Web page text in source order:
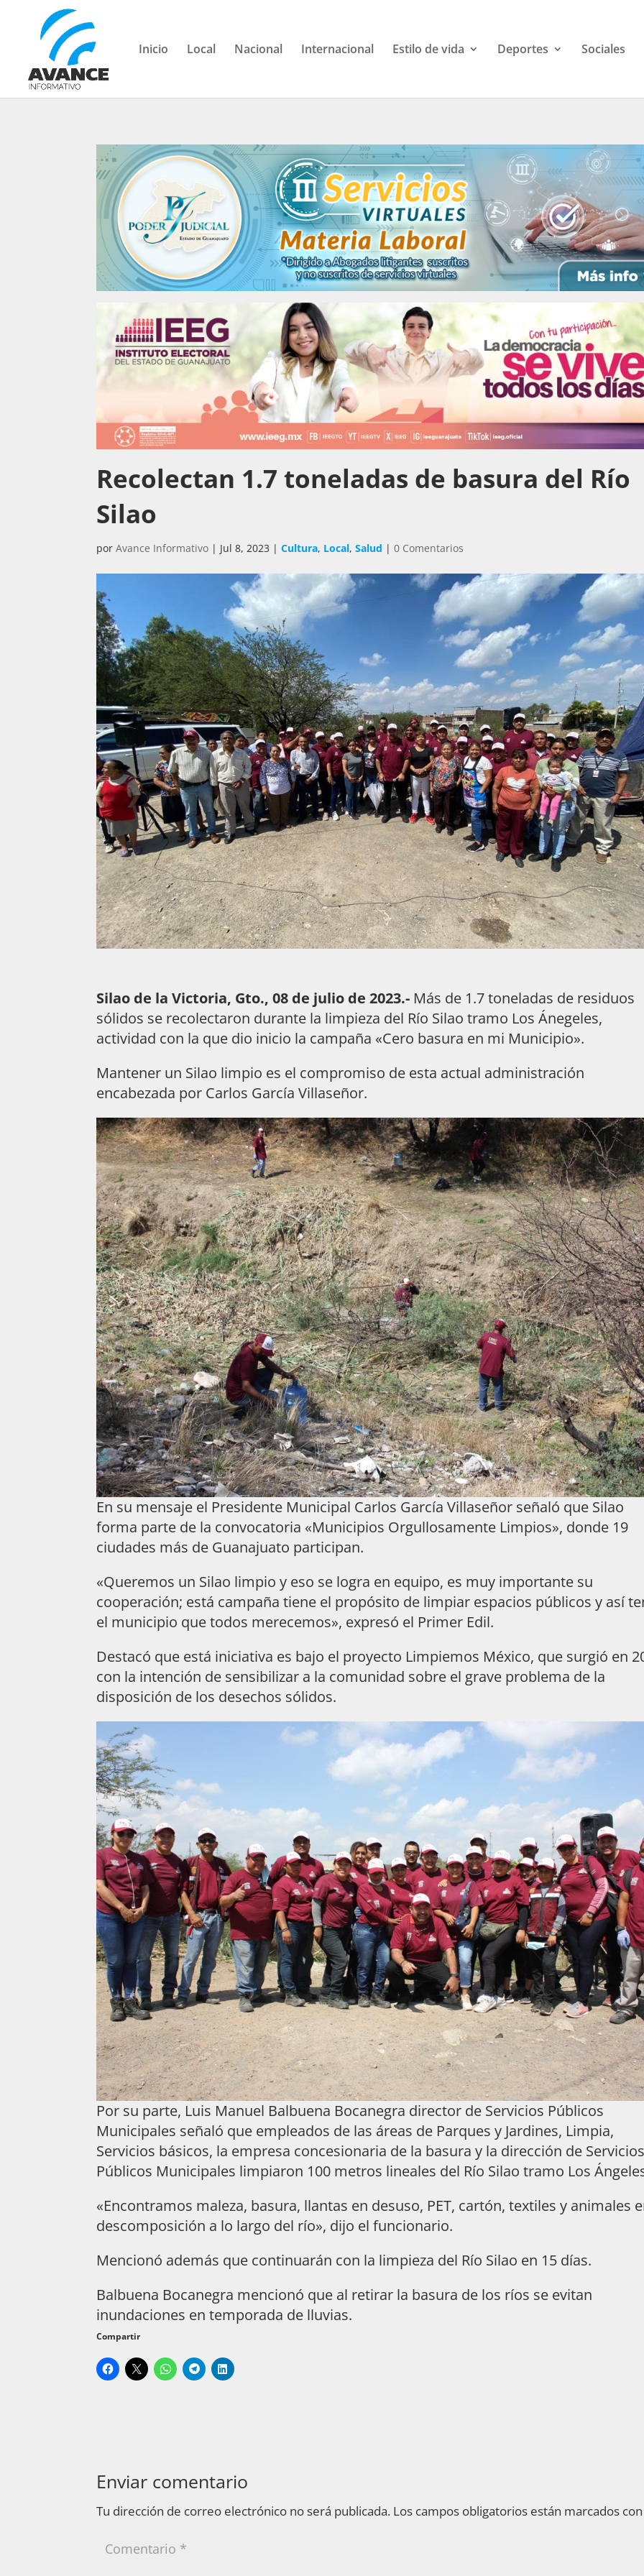
Inicio Local Nacional Internacional Estilo de vida Deportes Sociales
Recolectan 1.7 toneladas de basura del Río
Silao
porAvance Informativo | Jul 8, 2023 |Cultura, Local,Salud |0 Comentarios
Silao de la Victoria, Gto., 08 de julio de 2023.- Más de 1.7 toneladas de residuos
sólidos se recolectaron durante la limpieza del Río Silao tramo Los Ánegeles,
actividad con la que dio inicio la campaña «Cero basura en mi Municipio».
Mantener un Silao limpio es el compromiso de esta actual administración
encabezada por Carlos García Villaseñor.
En su mensaje el Presidente Municipal Carlos García Villaseñor señaló que Silao
forma parte de la convocatoria «Municipios Orgullosamente Limpios», donde 19
ciudades más de Guanajuato participan.
«Queremos un Silao limpio y eso se logra en equipo, es muy importante su
cooperación; está campaña tiene el propósito de limpiar espacios públicos y así
el municipio que todos merecemos», expresó el Primer Edil.
Destacó que está iniciativa es bajo el proyecto Limpiemos México, que surgió en
con la intención de sensibilizar a la comunidad sobre el grave problema de la
disposición de los desechos sólidos.
Por su parte, Luis Manuel Balbuena Bocanegra director de Servicios Públicos
Municipales señaló que empleados de las áreas de Parques y Jardines, Limpia,
Servicios básicos, la empresa concesionaria de la basura y la dirección de
Públicos Municipales limpiaron 100 metros lineales del Río Silao tramo Los
«Encontramos maleza, basura, llantas en desuso, PET, cartón, textiles y animales
descomposición a lo largo del río», dijo el funcionario.
Mencionó además que continuarán con la limpieza del Río Silao en 15 días.
Balbuena Bocanegra mencionó que al retirar la basura de los ríos se evitan
inundaciones en temporada de lluvias.
Compartir
Enviar comentario
Tu dirección de correo electrónico no será publicada. Los campos obligatorios están marcados